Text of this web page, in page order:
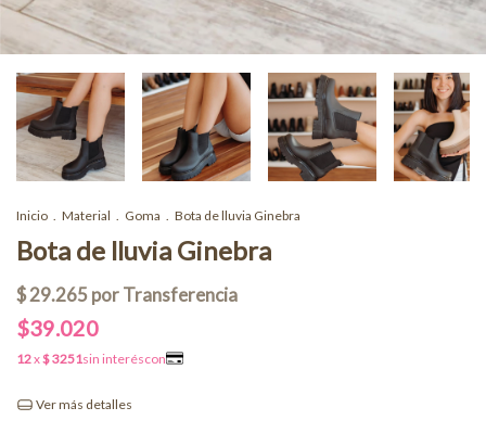
Inicio . Material . Goma . Bota de lluvia Ginebra
Bota de lluvia Ginebra
$39.020
Ver más detalles